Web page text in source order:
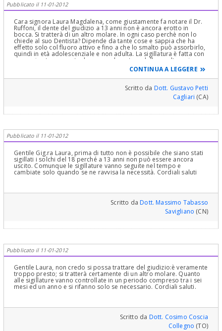
Pubblicato il 11-01-2012
Cara signora Laura Magdalena, come giustamente fa notare il Dr.
Ruffoni, il dente del giudizio a 13 anni non è ancora erotto in
bocca. Si tratterà di un altro molare. In ogni caso perchè non lo
chiede al suo Dentista? Dipende da tante cose e sappia che ha
effetto solo col fluoro attivo e fino a che lo smalto può assorbirlo,
quindi in età adolescenziale e non adulta. La sigillatura è fatta con
una resina trasparente dopo mordenzatura dello smalto e si
consuma. Quando in 3 mesi, quando in 6, quando in 12 circa.
Dipende dalla situazione clinica, dalla classe ortodontica, dalla
situazione gnatologica, dall'essere un masticatore masseterino o
invece temporale etc. Quindi solo il suo Dentista può dirle tutto. Mi
stupisco che non le abbia spiegato, come suo dovere, niente e che
lei non abbia chiesto niente a lui!Cordialmente Gustavo Petti,
CONTINUA A LEGGERE
Scritto da Dott. Gustavo Petti
Cagliari (CA)
Pubblicato il 11-01-2012
Gentile Gig.ra Laura, prima di tutto non è possibile che siano stati
sigillati i solchi del 18 perché a 13 anni non può essere ancora
uscito. Comunque le sigillature vanno seguite nel tempo e
cambiate solo quando se ne ravvisa la necessità. Cordiali saluti
Scritto daDott. Massimo Tabasso
Savigliano (CN)
Pubblicato il 11-01-2012
Gentile Laura, non credo si possa trattare del giudizio:è veramente
troppo presto; si tratterà certamente di un altro molare. Quanto
alle sigillature vanno controllate in un periodo compreso tra i sei
mesi ed un anno e si rifanno solo se necessario. Cordiali saluti.
Scritto da Dott. Cosimo Coscia
Collegno (TO)